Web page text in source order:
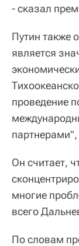
- сказал
Путин также
является
проведение
Он считает,
многие
всего
По словам